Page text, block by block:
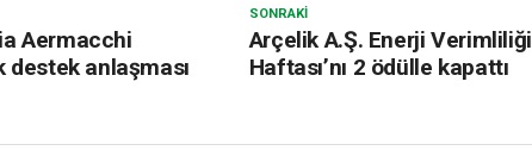
SONRAKI
Arçelik A.Ş. Enerji Verimliliği
Haftası’nı 2 ödülle kapattı
Aermacchi
destek anlaşması